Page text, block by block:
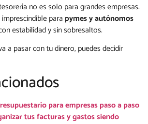
no es solo para grandes empresas.
para pymes y autónomos
estabilidad y sin sobresaltos.
a pasar con tu dinero, puedes decidir
para empresas paso a paso
tus facturas y gastos siendo